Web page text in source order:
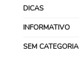
DICAS
INFORMATIVO
SEM CATEGORIA